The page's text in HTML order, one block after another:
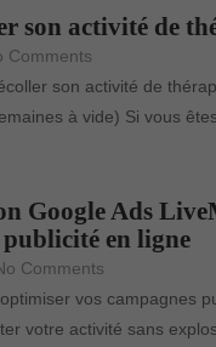
son activité de
Comments
son activité de
à vide) Si vous
Google Ads
en ligne
Comments
vos campagnes
votre activité sans